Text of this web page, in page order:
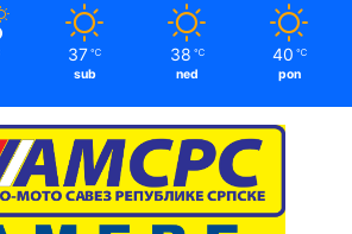
37 ℃
sub
38 ℃
ned
40 ℃
pon